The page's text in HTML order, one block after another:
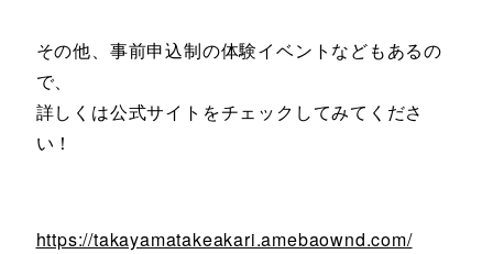
その他、事前申込制の体験イベントなどもあるの
で、
詳しくは公式サイトをチェックしてみてくださ
い！
https://takayamatakeakari.amebaownd.com/